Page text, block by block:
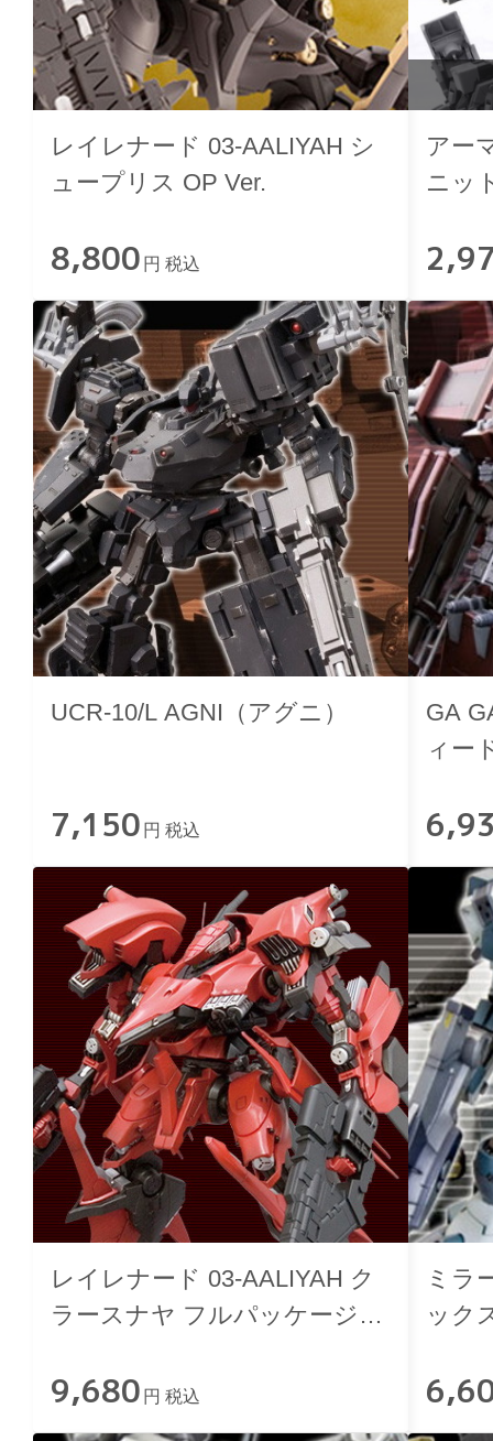
レイレナード 03-AALIYAH シ
ュープリス OP Ver.
8,800 円 税込
アー
ニッ
UCR-10/L AGNI（アグニ）
7,150 円 税込
GA
ィー
レイレナード 03-AALIYAH ク
ラースナヤ フルパッケージ
9,680 円 税込
ミラ
ック